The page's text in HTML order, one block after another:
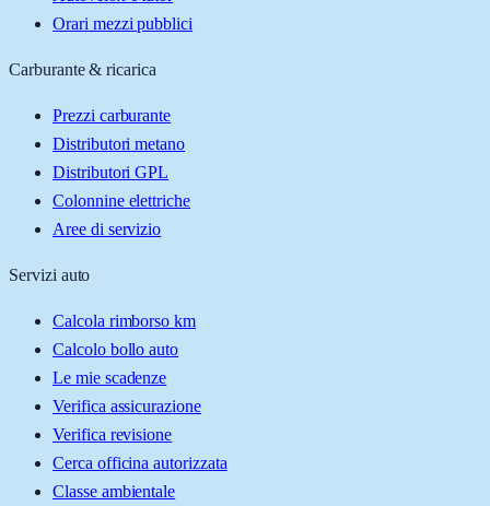
Orari mezzi pubblici
Carburante & ricarica
Prezzi carburante
Distributori metano
Distributori GPL
Colonnine elettriche
Aree di servizio
Servizi auto
Calcola rimborso km
Calcolo bollo auto
Le mie scadenze
Verifica assicurazione
Verifica revisione
Cerca officina autorizzata
Classe ambientale